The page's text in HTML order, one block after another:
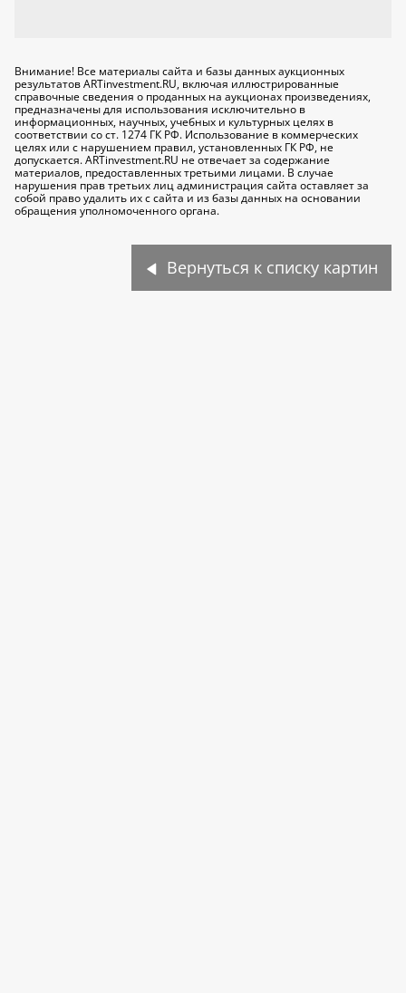
Внимание! Все материалы сайта и базы данных аукционных
результатов ARTinvestment.RU, включая иллюстрированные
справочные сведения о проданных на аукционах произведениях,
предназначены для использования исключительно в
информационных, научных, учебных и культурных целях в
соответствии со ст. 1274 ГК РФ. Использование в коммерческих
целях или с нарушением правил, установленных ГК РФ, не
допускается. ARTinvestment.RU не отвечает за содержание
материалов, предоставленных третьими лицами. В случае
нарушения прав третьих лиц администрация сайта оставляет за
собой право удалить их с сайта и из базы данных на основании
обращения уполномоченного органа.
Вернуться к списку картин